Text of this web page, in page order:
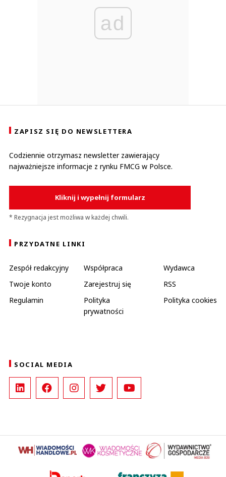
ad
ZAPISZ SIĘ DO NEWSLETTERA
Codziennie otrzymasz newsletter zawierający
najważniejsze informacje z rynku FMCG w Polsce.
Kliknij i wypełnij formularz
* Rezygnacja jest możliwa w każdej chwili.
PRZYDATNE LINKI
Zespół redakcyjny Współpraca
Wydawca
Twoje konto
Zarejestruj się
RSS
Regulamin
Polityka
prywatności
Polityka cookies
SOCIAL MEDIA